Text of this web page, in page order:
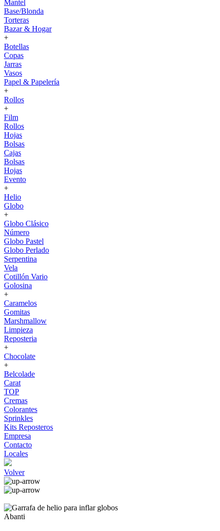
Mantel
Base/Blonda
Torteras
Bazar & Hogar
+
Botellas
Copas
Jarras
Vasos
Papel & Papelería
+
Rollos
+
Film
Rollos
Hojas
Bolsas
Cajas
Bolsas
Hojas
Evento
+
Helio
Globo
+
Globo Clásico
Número
Globo Pastel
Globo Perlado
Serpentina
Vela
Cotillón Vario
Golosina
+
Caramelos
Gomitas
Marshmallow
Limpieza
Reposteria
+
Chocolate
+
Belcolade
Carat
TOP
Cremas
Colorantes
Sprinkles
Kits Reposteros
Empresa
Contacto
Locales
Volver
Abanti